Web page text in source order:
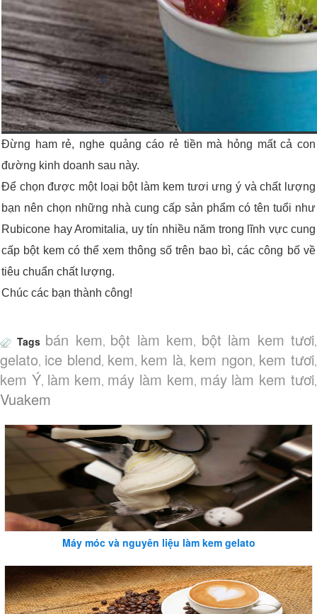
Đừng ham rẻ, nghe quảng cáo rẻ tiền mà hỏng mất cả con
đường kinh doanh sau này.
Để chọn được một loại bột làm kem tươi ưng ý và chất lượng
bạn nên chọn những nhà cung cấp sản phẩm có tên tuổi như
Rubicone hay Aromitalia, uy tín nhiều năm trong lĩnh vực cung
cấp bột kem có thể xem thông số trên bao bì, các công bố về
tiêu chuẩn chất lượng.
Chúc các bạn thành công!
Tags bán kem, bột làm kem, bột làm kem tươi,
gelato, ice blend, kem, kem là, kem ngon, kem tươi,
kem Ý, làm kem, máy làm kem, máy làm kem tươi,
Vuakem
Máy móc và nguyên liệu làm kem gelato